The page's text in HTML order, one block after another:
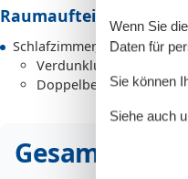
Raumaufteilung
Schlafzimmer, 2 Personen
Verdunklungsvorhänge,
Doppelbett
Gesamte
Wenn Sie
Daten für
Sie können
Siehe auch